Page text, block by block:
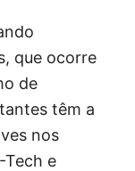
que ocorre
de
têm a
nos
Tech e